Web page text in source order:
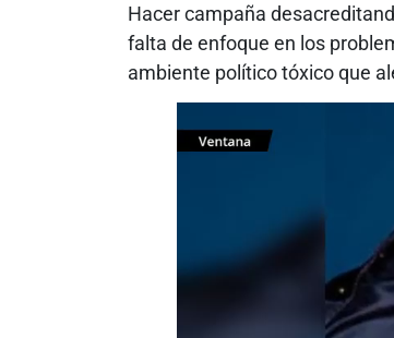
Hacer campaña
falta de enfoque en los
ambiente político tóxico que